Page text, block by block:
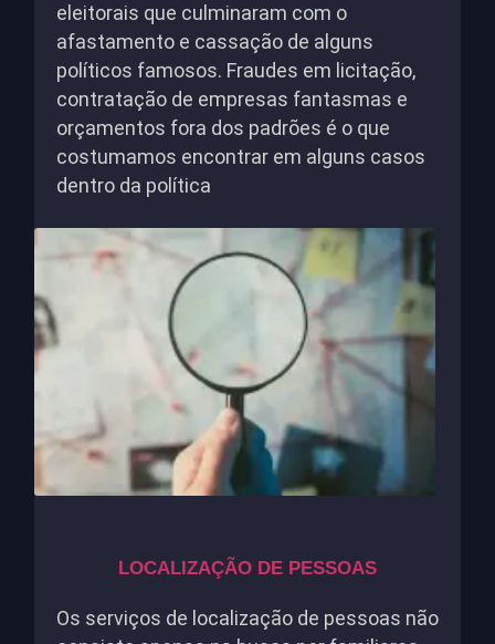
eleitorais que culminaram com o
afastamento e cassação de alguns
políticos famosos. Fraudes em licitação,
contratação de empresas fantasmas e
orçamentos fora dos padrões é o que
costumamos encontrar em alguns casos
dentro da política
LOCALIZAÇÃO DE PESSOAS
Os serviços de localização de pessoas não